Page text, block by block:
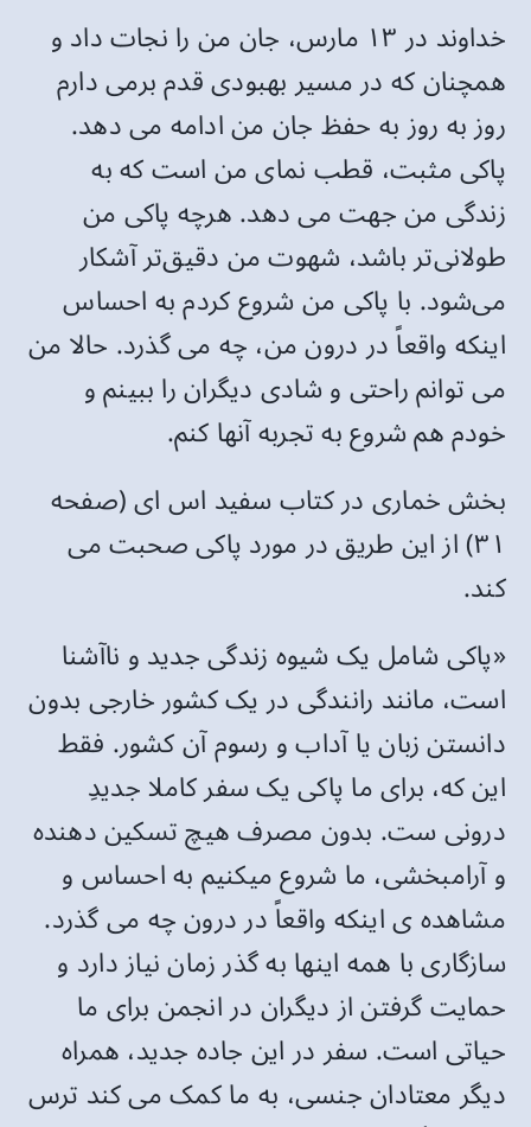
خداوند در ۱۳ مارس، جان من را نجات داد و
همچنان که در مسیر بهبودی قدم برمی دارم
روز به روز به حفظ جان من ادامه می دهد.
پاکی مثبت، قطب نمای من است که به
زندگی من جهت می دهد. هرچه پاکی من
طولانی‌تر باشد، شهوت من دقیق‌تر آشکار
می‌شود. با پاکی من شروع کردم به احساس
اینکه واقعاً در درون من، چه می گذرد. حالا من
می توانم راحتی و شادی دیگران را ببینم و
خودم هم شروع به تجربه آنها کنم.
بخش خماری در کتاب سفید اس ای (صفحه
۳۱) از این طریق در مورد پاکی صحبت می
کند.
«پاکی شامل یک شیوه زندگی جدید و ناآشنا
است، مانند رانندگی در یک کشور خارجی بدون
دانستن زبان یا آداب و رسوم آن کشور. فقط
این که، برای ما پاکی یک سفر کاملا جدیدِ
درونی ست. بدون مصرف هیچ تسکین دهنده
و آرامبخشی، ما شروع میکنیم به احساس و
مشاهده ی اینکه واقعاً در درون چه می گذرد.
سازگاری با همه اینها به گذر زمان نیاز دارد و
حمایت گرفتن از دیگران در انجمن برای ما
حیاتی است. سفر در این جاده جدید، همراه
دیگر معتادان جنسی، به ما کمک می کند ترس